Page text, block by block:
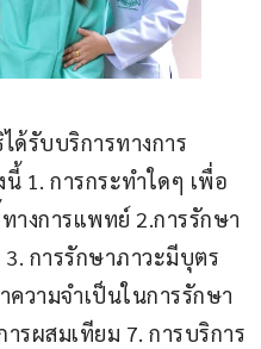
ด้รับบริการทางการ
1. การกระทำใดๆ เพื่อ
างการแพทย์ 2.การรักษา
การรักษาภาวะมีบุตร
ความจำเป็นในการรักษา
รผสมเทียม 7. การบริการ